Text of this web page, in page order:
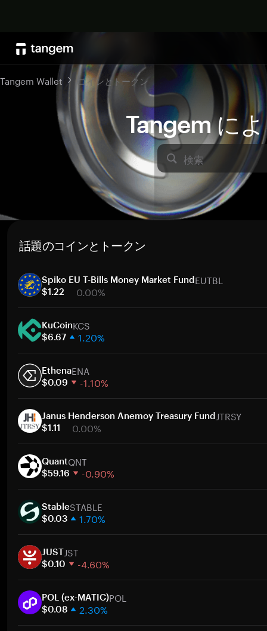
Tangem に
検索
Tangem Wallet コインとトークン
話題のコインとトークン
Spiko EU T-Bills Money Market FundEUTBL
$1.22 0.00%
30日間
時価総額
KuCoinKCS
$6.67 1.20%
30日間
時価総額
EthenaENA
$0.09 -1.10%
30日間
時価総額
Janus Henderson Anemoy Treasury Fund JTRSY
$1.11 0.00%
30日間
時価総額
QuantQNT
$59.16 -0.90%
30日間
時価総額
​​StableSTABLE
$0.03 1.70%
30日間
時価総額
JUSTJST
$0.10 -4.60%
30日間
時価総額
POL (ex-MATIC)POL
$0.08 2.30%